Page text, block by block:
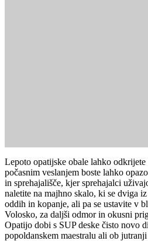
Lepoto opatijske obale lahko
počasnim veslanjem boste lahko
in sprehajališče, kjer sprehajalci
naletite na majhno skalo, ki se dviga
oddih in kopanje, ali pa se ustavite v
Volosko, za daljši odmor in okusni
Opatijo dobi s SUP deske čisto novo
popoldanskem maestralu ali ob